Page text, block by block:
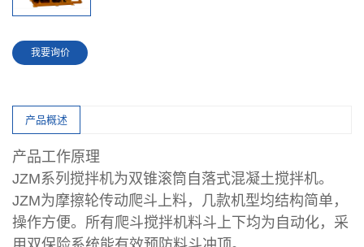
我要询价
产品概述
产品工作原理
JZM系列搅拌机为双锥滚筒自落式混凝土搅拌机。
JZM为摩擦轮传动爬斗上料，几款机型均结构简单，
操作方便。所有爬斗搅拌机料斗上下均为自动化，采